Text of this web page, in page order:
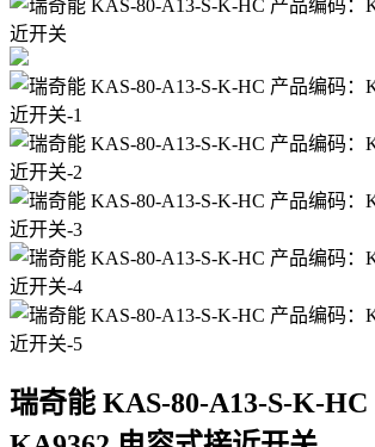
瑞奇能 KAS-80-A13-S-K-HC